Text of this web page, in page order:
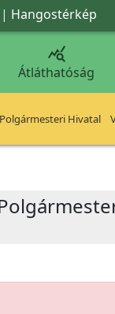
| Hangostérkép

Átláthatóság
Polgármesteri Hivatal